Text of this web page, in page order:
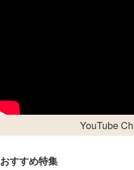
YouTube
おすすめ特集